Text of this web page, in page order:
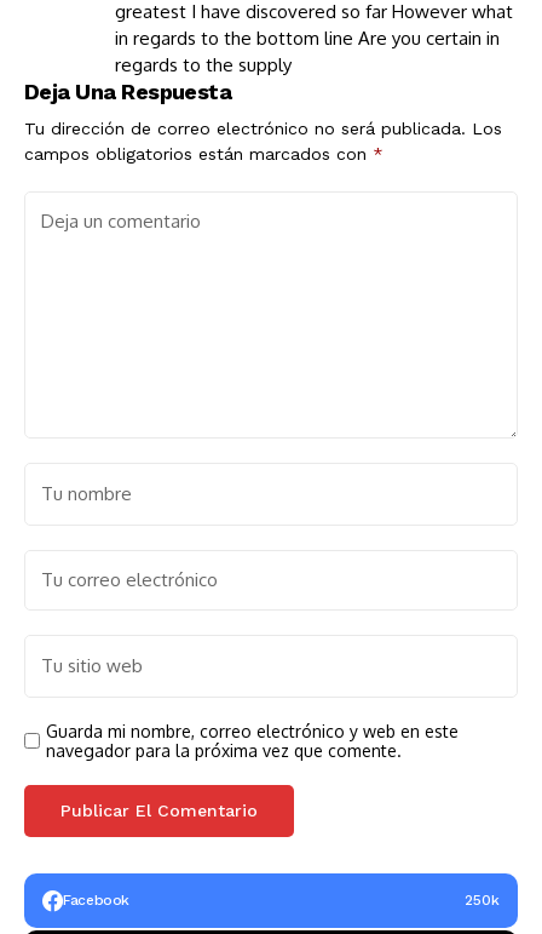
greatest I have discovered so far However what
in regards to the bottom line Are you certain in
regards to the supply
Deja Una Respuesta
Tu dirección de correo electrónico no será publicada. Los
campos obligatorios están marcados con *
Guarda mi nombre, correo electrónico y web en este
navegador para la próxima vez que comente.
Facebook 250k